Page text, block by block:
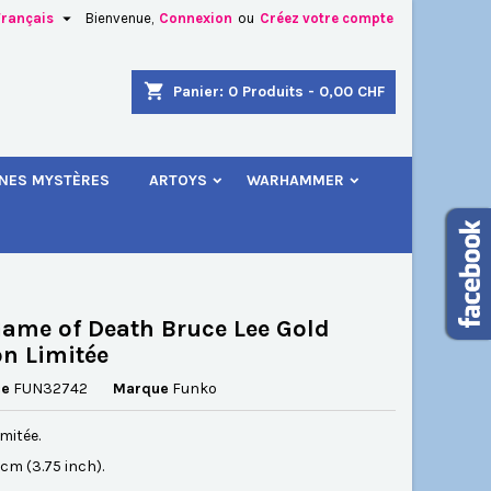
Bienvenue, Connexion ou Créez votre compte

shopping_cart Panier: 0 Produits - 0,00 CHF
MYSTÈRES ARTOYS WARHAMMER
of Death Bruce Lee Gold
Limitée
FUN32742 Marque Funko
cm (3.75 inch).